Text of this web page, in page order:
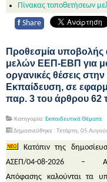
Πίνακας τοποθετήσεων
f Share
Προθεσμία
μελών ΕΕΠ-ΕΒΠ για
οργανικές θέσεις
Εκπαίδευση, σε
παρ. 3 του άρθρου 62
Κατηγορία: Εκπαιδευτικά Θέματα
Δημοσιεύθηκε : Τετάρτη, 05
Κατόπιν της
ΑΣΕΠ/04-08-2026 –
Απόφασης καλούνται τα